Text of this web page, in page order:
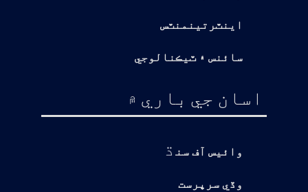
اينٽرتينمنٽس
سائنس ۽ ٽيڪنالوجي
اسان جي باري ۾
وائيس آف سن ڌ
وڏي سرپرست